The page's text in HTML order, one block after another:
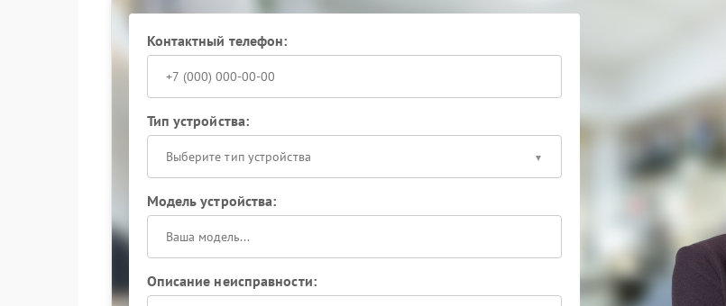
Контактный телефон:
Тип устройства:
Выберите тип устройства
Модель устройства:
Описание неисправности: